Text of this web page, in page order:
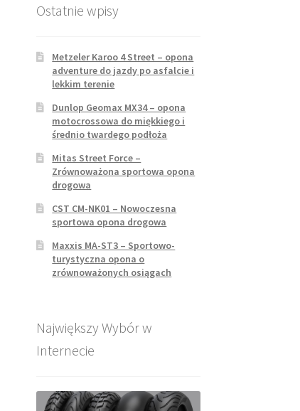
Ostatnie wpisy
Metzeler Karoo 4 Street – opona
adventure do jazdy po asfalcie i
lekkim terenie
Dunlop Geomax MX34 – opona
motocrossowa do miękkiego i
średnio twardego podłoża
Mitas Street Force –
Zrównoważona sportowa opona
drogowa
CST CM-NK01 – Nowoczesna
sportowa opona drogowa
Maxxis MA-ST3 – Sportowo-
turystyczna opona o
zrównoważonych osiągach
Największy Wybór w
Internecie